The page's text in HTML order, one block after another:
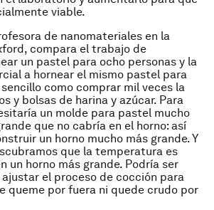
viable.
de nanomateriales en la
compara el trabajo de
un pastel para ocho personas y la
a hornear el mismo pastel para
como comprar mil veces la
y bolsas de harina y azúcar. Para
un molde para pastel mucho
que no cabría en el horno: así
un horno mucho más grande. Y
que la temperatura es
un horno más grande. Podría ser
el proceso de cocción para
queme por fuera ni quede crudo por